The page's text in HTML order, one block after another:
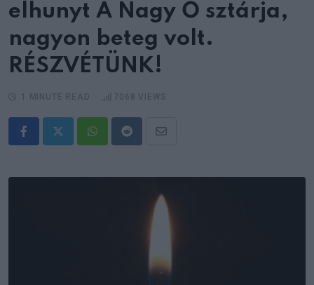
elhunyt A Nagy Ő sztárja,
nagyon beteg volt.
RÉSZVÉTÜNK!
WhatsappRedditShare
Email